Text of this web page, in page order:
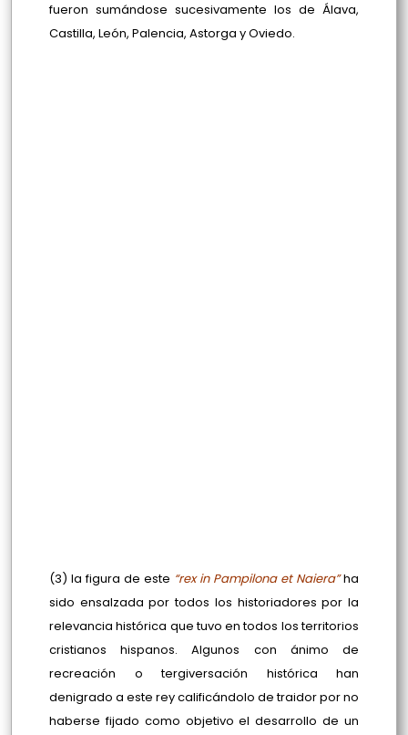
fueron sumándose sucesivamente los de Álava,
Castilla, León, Palencia, Astorga y Oviedo.
(3) la figura de este “rex in Pampilona et Naiera”ha
sido ensalzada por todos los historiadores por la
relevancia histórica que tuvo en todos los territorios
cristianos hispanos. Algunos con ánimo de
recreación o tergiversación histórica han
denigrado a este rey calificándolo de traidor por no
haberse fijado como objetivo el desarrollo de un